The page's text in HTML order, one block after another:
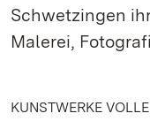
Schwetzingen
Malerei,
KUNSTWERKE